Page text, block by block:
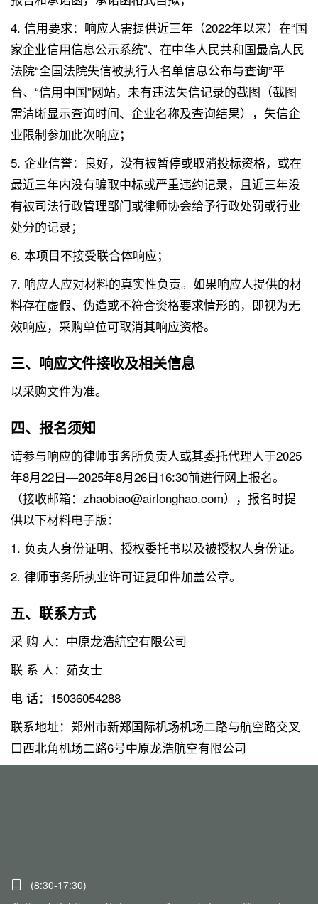
4. 信用要求：响应人需提供近三年（2022年以来）在“国
家企业信用信息公示系统”、在中华人民共和国最高人民
法院“全国法院失信被执行人名单信息公布与查询”平
台、“信用中国”网站，未有违法失信记录的截图（截图
需清晰显示查询时间、企业名称及查询结果），失信企
业限制参加此次响应；
5. 企业信誉：良好，没有被暂停或取消投标资格，或在
最近三年内没有骗取中标或严重违约记录，且近三年没
有被司法行政管理部门或律师协会给予行政处罚或行业
处分的记录；
6. 本项目不接受联合体响应；
7. 响应人应对材料的真实性负责。如果响应人提供的材
料存在虚假、伪造或不符合资格要求情形的，即视为无
效响应，采购单位可取消其响应资格。
三、响应文件接收及相关信息
以采购文件为准。
四、报名须知
请参与响应的律师事务所负责人或其委托代理人于2025
年8月22日—2025年8月26日16:30前进行网上报名。
（接收邮箱：zhaobiao@airlonghao.com），报名时提
供以下材料电子版：
1. 负责人身份证明、授权委托书以及被授权人身份证。
2. 律师事务所执业许可证复印件加盖公章。
五、联系方式
采 购 人：中原龙浩航空有限公司
联 系 人：茹女士
电 话：15036054288
联系地址：郑州市新郑国际机场机场二路与航空路交叉
口西北角机场二路6号中原龙浩航空有限公司
(8:30-17:30)